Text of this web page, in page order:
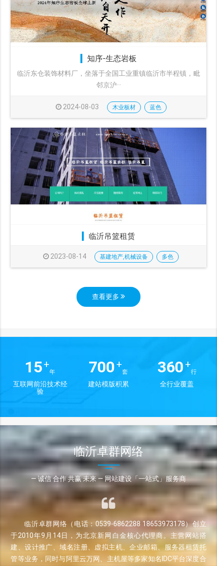
知序-生态岩板
临沂东仓装饰材料厂，坐落于全国工业重镇临沂市半程镇，毗
邻京沪···
2024-08-03 木业板材 蓝色
临沂吊篮租赁
2023-08-14 基建地产,机械设备 多色
查看更多
15+
年
互联网前沿技术经
验
700 +
套
建站模版积累
360 +
行
全行业覆盖
临沂卓群网络
— 诚信 合作 共赢 未来 — 网站建设「一站式」服务商
临沂卓群网络（电话：0539-6862288 18653973178）创立
于2010年9月14日，为北京新网白金核心代理商。主营网站搭
建、设计推广、域名注册、虚拟主机、企业邮箱、服务器租赁托
管等业务，同时与阿里云万网、主机屋等多家知名IDC平台深度合